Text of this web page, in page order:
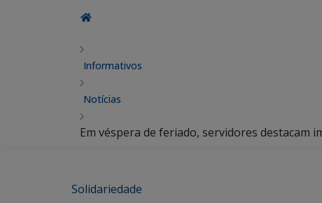
Informativos
Notícias
Em véspera de feriado, servidores destacam
Solidariedade